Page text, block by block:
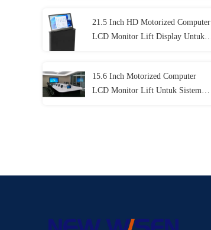
21.5 Inch HD Motorized Computer
LCD Monitor Lift Display Untuk
15.6 Inch Motorized Computer
LCD Monitor Lift Untuk Sistem